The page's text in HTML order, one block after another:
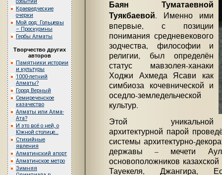
Краеведческие
очерки
Мой род: Гольцевы
– Проскурины
Гербы Алматы
Творчество других
авторов
Памятники истории
и культуры
1000-летний
Алматы?
Город Верный
Семиреченское
казачество
Алматы или Алма-
Ата?
И это всё о ней, о
Южной столице…
Стихийные
явления
Алматинский апорт
Алматинское метро
Зимняя
Баян Туматаевной
Туякбаевой. Именно ими
впервые, с позиции
понимания средневекового
зодчества, философии и
религии, был определён
статус мавзолея-ханаки
Ходжи Ахмеда Ясави как
симбиоза кочевнической и
оседло-земледельческой
культур.
Этой уникальной
архитектурной парой
системы архитектурно-
державы – мечети
основоположников
Тауекеля,